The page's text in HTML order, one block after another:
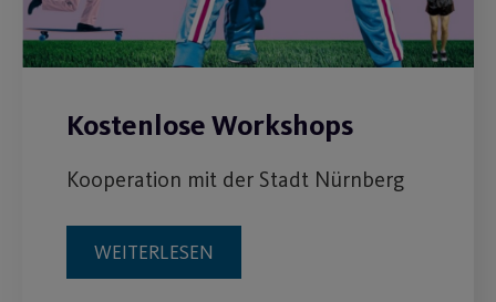
Kostenlose Workshops
Kooperation mit der Stadt Nürnberg
WEITERLESEN